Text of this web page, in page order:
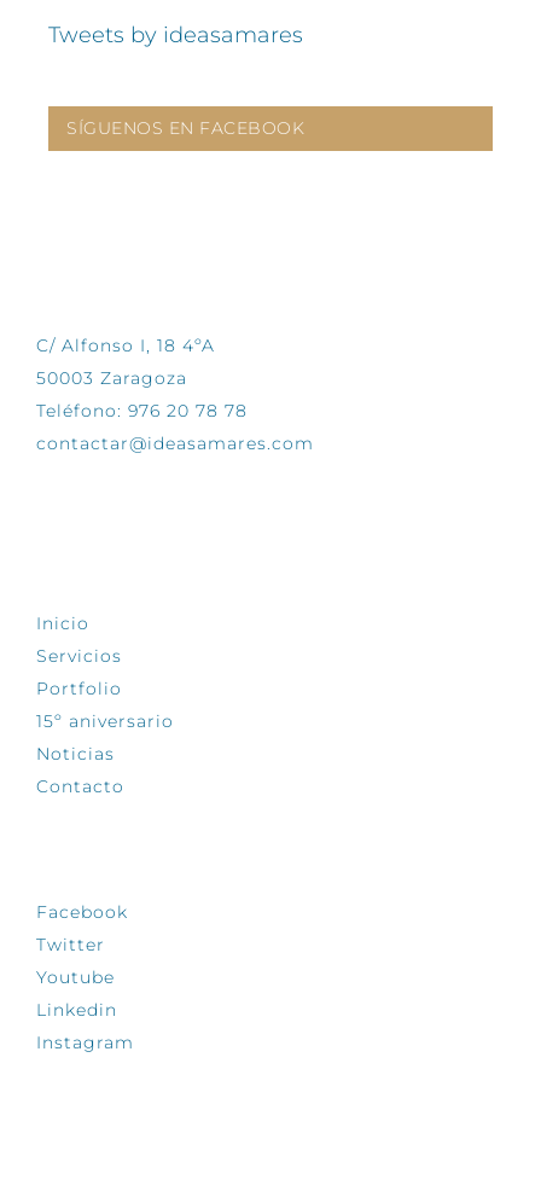
Tweets by ideasamares
SÍGUENOS EN FACEBOOK
C/ Alfonso I, 18 4ºA
50003 Zaragoza
Teléfono: 976 20 78 78
contactar@ideasamares.com
Inicio
Servicios
Portfolio
15º aniversario
Noticias
Contacto
Facebook
Twitter
Youtube
Linkedin
Instagram